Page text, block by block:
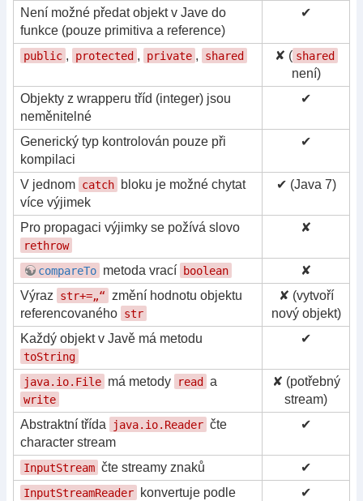
Není možné předat objekt v Jave do
funkce (pouze primitiva a reference)
✔
public , protected , private , shared ✘ ( shared
není)
Objekty z wrapperu tříd (integer) jsou
neměnitelné
✔
Generický typ kontrolován pouze při
kompilaci
✔
V jednom catch
bloku je možné chytat
více výjimek
✔ (Java 7)
Pro propagaci výjimky se požívá slovo
rethrow
✘
compareTo metoda vrací boolean
✘
Výraz
str+=„“
změní hodnotu objektu
referencovaného str
✘ (vytvoří
nový objekt)
Každý objekt v Javě má metodu
toString
✔
java.io.File má metody read a
write
✘ (potřebný
stream)
Abstraktní třída
java.io.Reader čte
character stream
✔
InputStream čte streamy znaků ✔
InputStreamReader
konvertuje podle
✔